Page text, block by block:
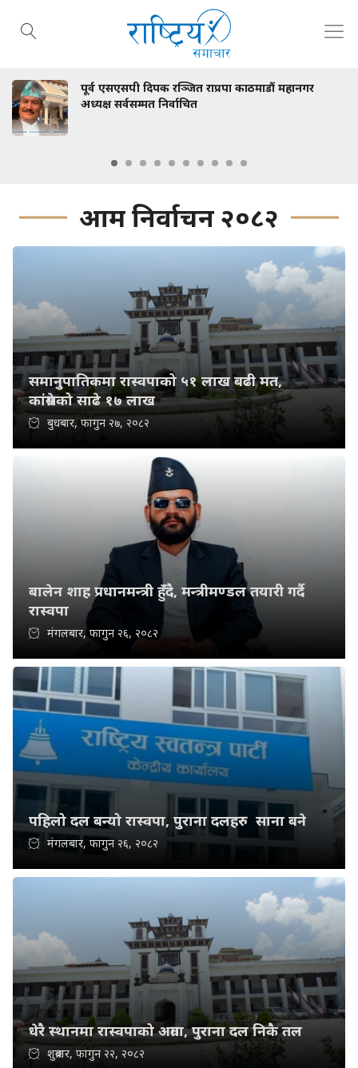
पूर्व एसएसपी दिपक रञ्जित राप्रपा काठमाडौं महानगर
अध्यक्ष सर्वसम्मत निर्वाचित
आम निर्वाचन २०८२
समानुपातिकमा रास्वपाको ५१ लाख बढी मत,
कांग्रेसको साढे १७ लाख
बुधबार, फागुन २७, २०८२
बालेन शाह प्रधानमन्त्री हुँदै, मन्त्रीमण्डल तयारी गर्दै
रास्वपा
मंगलबार, फागुन २६, २०८२
पहिलो दल बन्यो रास्वपा, पुराना दलहरु साना बने
मंगलबार, फागुन २६, २०८२
धेरै स्थानमा रास्वपाको अग्रता, पुराना दल निकै तल
शुक्रबार, फागुन २२, २०८२